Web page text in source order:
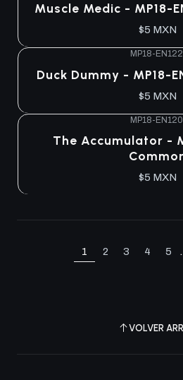
Muscle Medic - MP18-
$5 MXN
MP18-EN122
Duck Dummy - MP18-
$5 MXN
MP18-EN120
The Accumulator -
$5 MXN
1 2 3 4 5
VOLVER